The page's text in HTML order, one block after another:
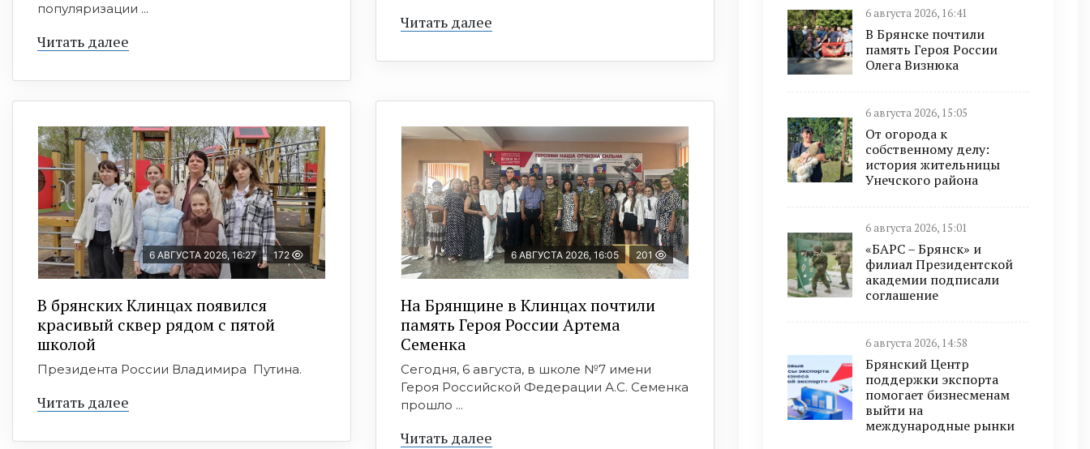
популяризации ...
Читать далее
Читать далее
6 АВГУСТА 2026, 16:27 172
В брянских Клинцах появился
красивый сквер рядом с пятой
школой
Президента России Владимира Путина.
Читать далее
6 АВГУСТА 2026, 16:05 201
На Брянщине в Клинцах почтили
память Героя России Артема
Семенка
Сегодня, 6 августа, в школе №7 имени
Героя Российской Федерации А.С. Семенка
прошло ...
Читать далее
6 августа 2026, 16:41
В Брянске почтили
память Героя России
Олега Визнюка
6 августа 2026, 15:05
От огорода к
собственному делу:
история жительницы
Унечского района
6 августа 2026, 15:01
«БАРС – Брянск» и
филиал Президентской
академии подписали
соглашение
6 августа 2026, 14:58
Брянский Центр
поддержки экспорта
помогает бизнесменам
выйти на
международные рынки